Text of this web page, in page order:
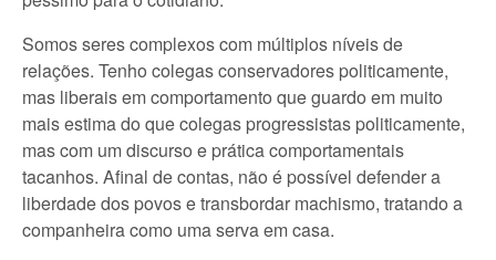
Somos seres complexos com múltiplos níveis de
relações. Tenho colegas conservadores politicamente,
mas liberais em comportamento que guardo em muito
mais estima do que colegas progressistas politicamente,
mas com um discurso e prática comportamentais
tacanhos. Afinal de contas, não é possível defender a
liberdade dos povos e transbordar machismo, tratando a
companheira como uma serva em casa.